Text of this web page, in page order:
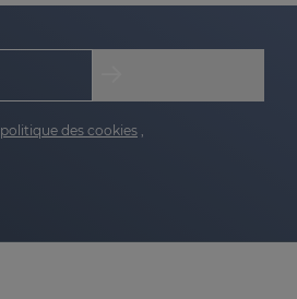
politique des cookies